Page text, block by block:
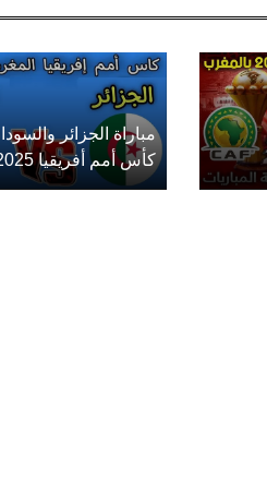
2025:
مباراة الجزائر
كأس أمم أفريقيا 2025